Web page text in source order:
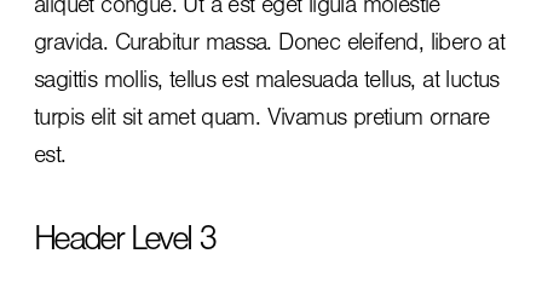
aliquet congue. Ut a est eget ligula molestie
gravida. Curabitur massa. Donec eleifend, libero at
sagittis mollis, tellus est malesuada tellus, at luctus
turpis elit sit amet quam. Vivamus pretium ornare
est.
Header Level 3